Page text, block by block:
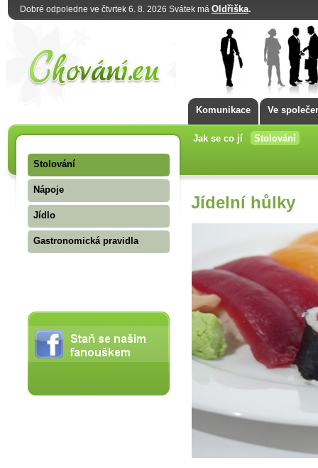
Dobré odpoledne ve čtvrtek 6. 8. 2026 Svátek má Oldřiška.
Komunikace Ve
Jak se co jí Stolování
Stolování
Nápoje
Jídlo
Gastronomická pravidla
Jídelní hůlky